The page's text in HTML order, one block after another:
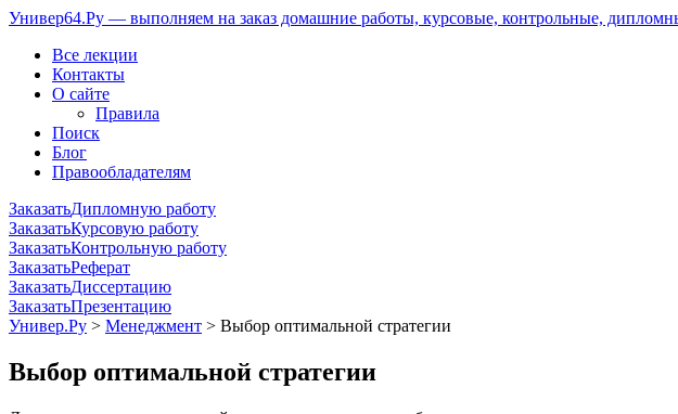
Универ64.Ру — выполняем на заказ домашние работы, курсовые, контрольные,
Все лекции
Контакты
О сайте
Правила
Поиск
Блог
Правообладателям
ЗаказатьДипломную работу
ЗаказатьКурсовую работу
ЗаказатьКонтрольную работу
ЗаказатьРеферат
ЗаказатьДиссертацию
ЗаказатьПрезентацию
Универ.Ру > Менеджмент > Выбор оптимальной стратегии
Выбор оптимальной стратегии